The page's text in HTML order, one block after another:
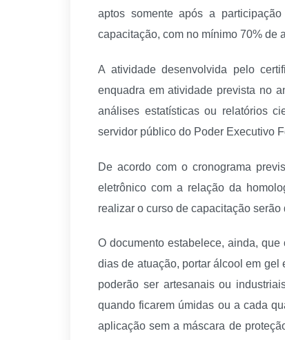
aptos somente após a
capacitação, com no mínimo 70% de
A atividade desenvolvida pelo
enquadra em atividade prevista no
análises estatísticas ou relatórios
servidor público do Poder Executivo
De acordo com o cronograma
eletrônico com a relação da
realizar o curso de capacitação
O documento estabelece, ainda,
dias de atuação, portar álcool em gel
poderão ser artesanais ou
quando ficarem úmidas ou a cada
aplicação sem a máscara de